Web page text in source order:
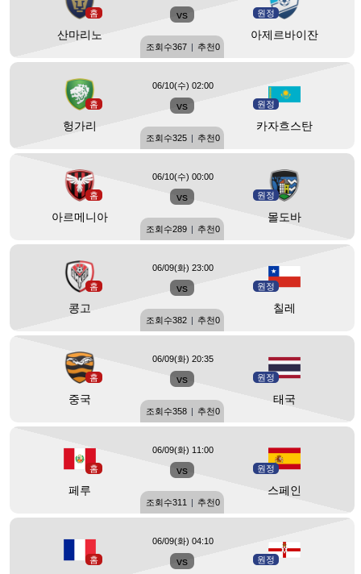
홈
산마리노
vs 원정
아제르바이잔
조회수367 | 추천0
홈
헝가리
vs 원정
카자흐스탄
06/10(수) 02:00
조회수325 | 추천0
홈
아르메니아
vs 원정
몰도바
06/10(수) 00:00
조회수289 | 추천0
홈
콩고
vs 원정
칠레
06/09(화) 23:00
조회수382 | 추천0
홈
중국
vs 원정
태국
06/09(화) 20:35
조회수358 | 추천0
홈
페루
vs 원정
스페인
06/09(화) 11:00
조회수311 | 추천0
홈 vs 원정
06/09(화) 04:10